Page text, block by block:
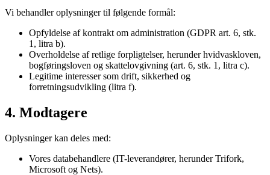
Vi behandler oplysninger til følgende formål:
Opfyldelse af kontrakt om administration (GDPR art. 6, stk.
1, litra b).
Overholdelse af retlige forpligtelser, herunder hvidvaskloven,
bogføringsloven og skattelovgivning (art. 6, stk. 1, litra c).
Legitime interesser som drift, sikkerhed og
forretningsudvikling (litra f).
4. Modtagere
Oplysninger kan deles med:
Vores databehandlere (IT-leverandører, herunder Trifork,
Microsoft og Nets).